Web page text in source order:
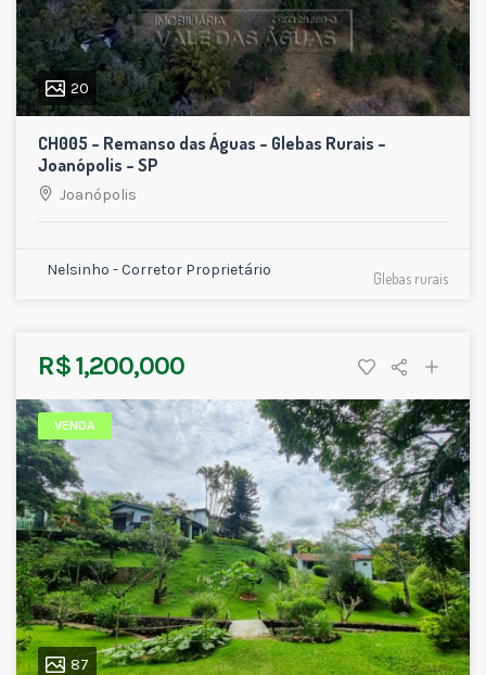
20
CH005 – Remanso das Águas – Glebas Rurais –
Joanópolis – SP
Joanópolis
Nelsinho - Corretor Proprietário Glebas rurais
R$ 1,200,000
VENDA
87